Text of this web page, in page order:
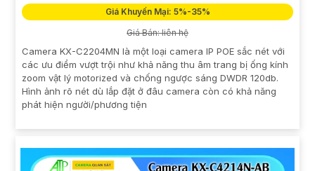
Giá Khuyến Mại: 5%-35%
Giá Bán: liên hệ
Camera KX-C2204MN là một loại camera IP POE sắc nét với
các ưu điểm vượt trội như khả năng thu âm trang bị ống kính
zoom vật lý motorized và chống ngược sáng DWDR 120db.
Hình ảnh rõ nét dù lắp đặt ở đâu camera còn có khả năng
phát hiện người/phương tiện